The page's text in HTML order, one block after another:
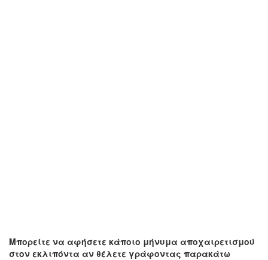
Μπορείτε να αφήσετε κάποιο μήνυμα αποχαιρετισμού
στον εκλιπόντα αν θέλετε γράφοντας παρακάτω